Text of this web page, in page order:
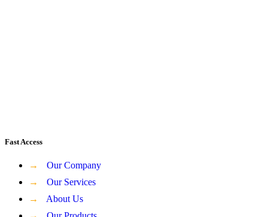
Fast Access
→
Our Company
→
Our Services
→
About Us